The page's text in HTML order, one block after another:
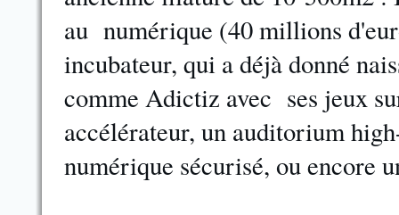
au numérique (40 millions
incubateur, qui a déjà donné
comme Adictiz avec ses jeux
accélérateur, un auditorium
numérique sécurisé, ou encore